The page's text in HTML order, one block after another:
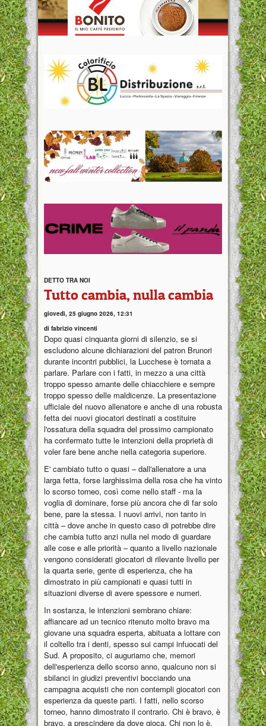
DETTO TRA NOI
Tutto cambia, nulla cambia
giovedì, 25 giugno 2026, 12:31
di fabrizio vincenti
Dopo quasi cinquanta giorni di silenzio, se si
escludono alcune dichiarazioni del patron Brunori
durante incontri pubblici, la Lucchese è tornata a
parlare. Parlare con i fatti, in mezzo a una città
troppo spesso amante delle chiacchiere e sempre
troppo spesso delle maldicenze. La presentazione
ufficiale del nuovo allenatore e anche di una robusta
fetta dei nuovi giocatori destinati a costituire
l'ossatura della squadra del prossimo campionato
ha confermato tutte le intenzioni della proprietà di
voler fare bene anche nella categoria superiore.
E' cambiato tutto o quasi – dall'allenatore a una
larga fetta, forse larghissima della rosa che ha vinto
lo scorso torneo, così come nello staff - ma la
voglia di dominare, forse più ancora che di far solo
bene, pare la stessa. I nuovi arrivi, non tanto in
città – dove anche in questo caso di potrebbe dire
che cambia tutto anzi nulla nel modo di guardare
alle cose e alle priorità – quanto a livello nazionale
vengono considerati giocatori di rilevante livello per
la quarta serie, gente di esperienza, che ha
dimostrato in più campionati e quasi tutti in
situazioni diverse di avere spessore e numeri.
In sostanza, le intenzioni sembrano chiare:
affiancare ad un tecnico ritenuto molto bravo ma
giovane una squadra esperta, abituata a lottare con
il coltello tra i denti, spesso sui campi infuocati del
Sud. A proposito, ci auguriamo che, memori
dell'esperienza dello scorso anno, qualcuno non si
sbilanci in giudizi preventivi bocciando una
campagna acquisti che non contempli giocatori con
esperienza da queste parti. I fatti, nello scorso
torneo, hanno dimostrato il contrario. Chi è bravo, è
bravo, a prescindere da dove gioca. Chi non lo è,